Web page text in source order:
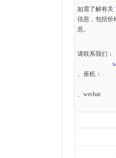
如需了解有关
信息，包括价
息。
请联系我们：
、座机：
、wechat: